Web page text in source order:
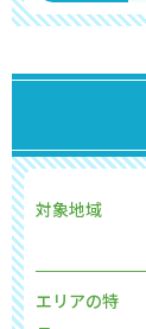
対象地域
エリアの特